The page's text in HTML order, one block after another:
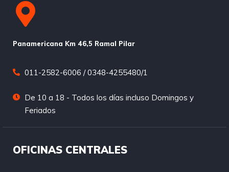
Panamericana Km 46,5 Ramal Pilar
011-2582-6006 / 0348-4255480/1
De 10 a 18 - Todos los días incluso Domingos y
Feriados
OFICINAS CENTRALES